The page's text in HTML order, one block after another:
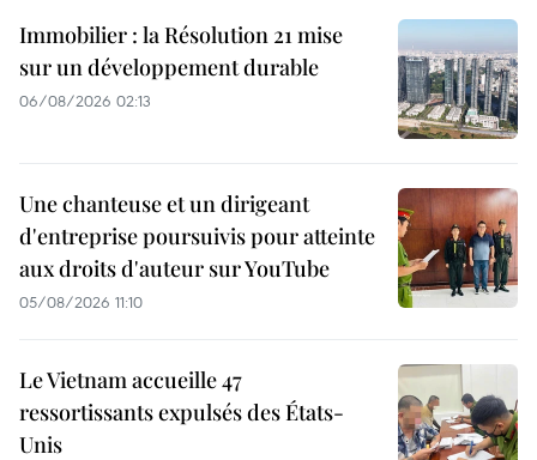
Immobilier : la Résolution 21 mise
sur un développement durable
06/08/2026 02:13
Une chanteuse et un dirigeant
d'entreprise poursuivis pour atteinte
aux droits d'auteur sur YouTube
05/08/2026 11:10
Le Vietnam accueille 47
ressortissants expulsés des États-
Unis